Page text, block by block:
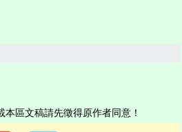
本區文稿請先徵得原作者同意！